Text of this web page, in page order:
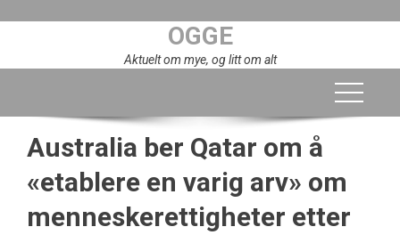
OGGE
Aktuelt om mye, og litt om alt
Australia ber Qatar om å
«etablere en varig arv» om
menneskerettigheter etter